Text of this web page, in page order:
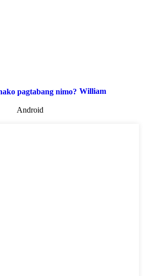
William
Android